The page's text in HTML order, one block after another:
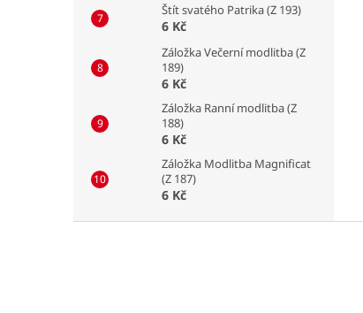
Štít svatého Patrika (Z 193)
6 Kč
Záložka Večerní modlitba (Z
189)
6 Kč
Záložka Ranní modlitba (Z
188)
6 Kč
Záložka Modlitba Magnificat
(Z 187)
6 Kč